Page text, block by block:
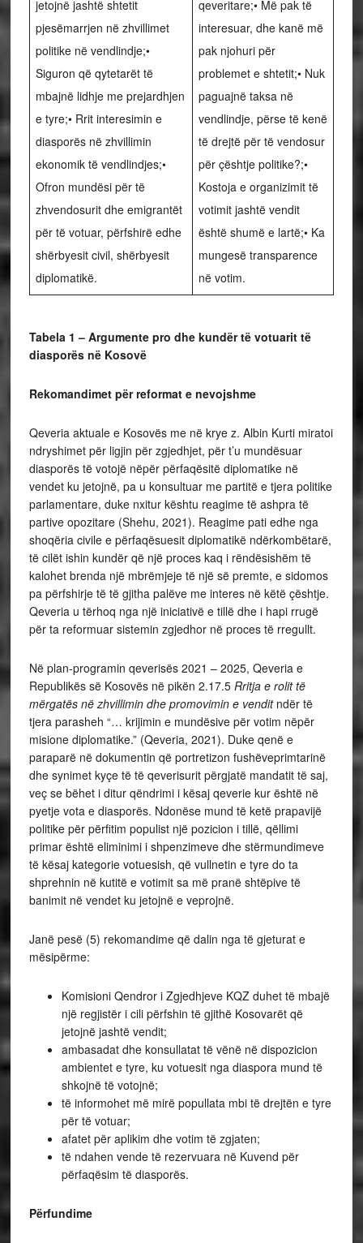
jetojnë jashtë shtetit
pjesëmarrjen në zhvillimet
politike në vendlindje;•
Siguron që qytetarët të
mbajnë lidhje me prejardhjen
e tyre;• Rrit interesimin e
diasporës në zhvillimin
ekonomik të vendlindjes;•
Ofron mundësi për të
zhvendosurit dhe emigrantët
për të votuar, përfshirë edhe
shërbyesit civil, shërbyesit
diplomatikë.
qeveritare;• Më pak të
interesuar, dhe kanë më
pak njohuri për
problemet e shtetit;• Nuk
paguajnë taksa në
vendlindje, përse të kenë
të drejtë për të vendosur
për çështje politike?;•
Kostoja e organizimit të
votimit jashtë vendit
është shumë e lartë;• Ka
mungesë transparence
në votim.
Tabela 1 – Argumente pro dhe kundër të votuarit të
diasporës në Kosovë
Rekomandimet për reformat e nevojshme
Qeveria aktuale e Kosovës me në krye z. Albin Kurti miratoi
ndryshimet për ligjin për zgjedhjet, për t’u mundësuar
diasporës të votojë nëpër përfaqësitë diplomatike në
vendet ku jetojnë, pa u konsultuar me partitë e tjera politike
parlamentare, duke nxitur kështu reagime të ashpra të
partive opozitare (Shehu, 2021). Reagime pati edhe nga
shoqëria civile e përfaqësuesit diplomatikë ndërkombëtarë,
të cilët ishin kundër që një proces kaq i rëndësishëm të
kalohet brenda një mbrëmjeje të një së premte, e sidomos
pa përfshirje të të gjitha palëve me interes në këtë çështje.
Qeveria u tërhoq nga një iniciativë e tillë dhe i hapi rrugë
për ta reformuar sistemin zgjedhor në proces të rregullt.
Në plan-programin qeverisës 2021 – 2025, Qeveria e
Republikës së Kosovës në pikën 2.17.5 Rritja e rolit të
mërgatës në zhvillimin dhe promovimin e venditndër të
tjera parasheh “… krijimin e mundësive për votim nëpër
misione diplomatike.” (Qeveria, 2021). Duke qenë e
paraparë në dokumentin që portretizon fushëveprimtarinë
dhe synimet kyçe të të qeverisurit përgjatë mandatit të saj,
veç se bëhet i ditur qëndrimi i kësaj qeverie kur është në
pyetje vota e diasporës. Ndonëse mund të ketë prapavijë
politike për përfitim populist një pozicion i tillë, qëllimi
primar është eliminimi i shpenzimeve dhe stërmundimeve
të kësaj kategorie votuesish, që vullnetin e tyre do ta
shprehnin në kutitë e votimit sa më pranë shtëpive të
banimit në vendet ku jetojnë e veprojnë.
Janë pesë (5) rekomandime që dalin nga të gjeturat e
mësipërme:
Komisioni Qendror i Zgjedhjeve KQZ duhet të mbajë
një regjistër i cili përfshin të gjithë Kosovarët që
jetojnë jashtë vendit;
ambasadat dhe konsullatat të vënë në dispozicion
ambientet e tyre, ku votuesit nga diaspora mund të
shkojnë të votojnë;
të informohet më mirë popullata mbi të drejtën e tyre
për të votuar;
afatet për aplikim dhe votim të zgjaten;
të ndahen vende të rezervuara në Kuvend për
përfaqësim të diasporës.
Përfundime